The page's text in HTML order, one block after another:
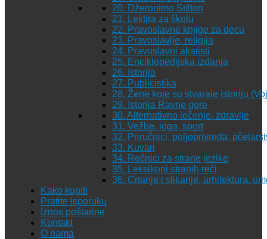
20. Džeronimo Stilton
21. Lektira za školu
22. Pravoslavne knjige za decu
23. Pravoslavlje, religija
24. Pravoslavni akatisti
25. Enciklopedijska izdanja
26. Istorija
27. Publicistika
28. Žene koje su stvarale istoriju
29. Istorija Ravne gore
30. Alternativno lečenje, zdravlje
31. Vežbe, joga, sport
32. Priručnici, poljoprivreda,
33. Kuvari
34. Rečnici za strane jezike
35. Leksikoni stranih reči
36. Crtanje i slikanje, arhitektura,
Kako kupiti
Pratite isporuku
Iznos poštarine
Kontakt
O nama